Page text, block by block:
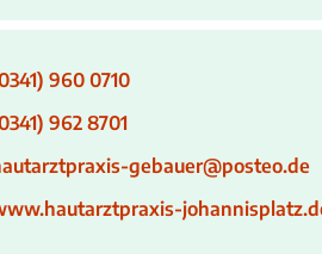
960 0710
962 8701
gebauer@posteo.de